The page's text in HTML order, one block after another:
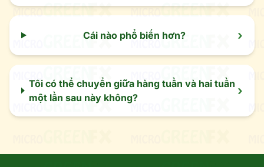
Cái nào phổ biến hơn? ›
Tôi có thể chuyển giữa hàng tuần và hai tuần
một lần sau này không?
›